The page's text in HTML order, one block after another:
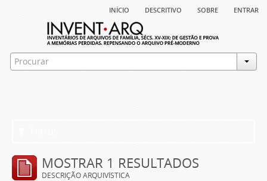
início descritivo sobre entrar
MOSTRAR 1 RESULTADOS
DESCRIÇÃO ARQUIVÍSTICA